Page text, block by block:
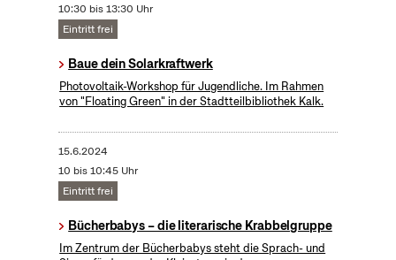
10:30 bis 13:30 Uhr
Eintritt frei
Baue dein Solarkraftwerk
​Photovoltaik-Workshop für Jugendliche. Im Rahmen
von "Floating Green" in der Stadtteilbibliothek Kalk.
15.6.2024
10 bis 10:45 Uhr
Eintritt frei
Bücherbabys – die literarische Krabbelgruppe
Im Zentrum der Bücherbabys steht die Sprach- und